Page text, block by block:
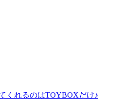
くれるのはTOYBOXだけ♪